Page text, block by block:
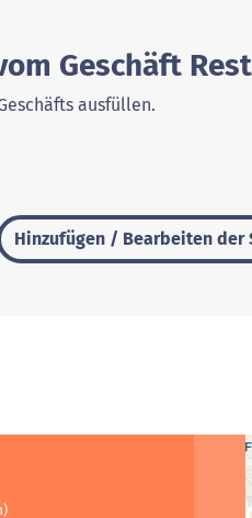
Geschäft
ausfüllen.
Hinzufügen / Bearbeiten